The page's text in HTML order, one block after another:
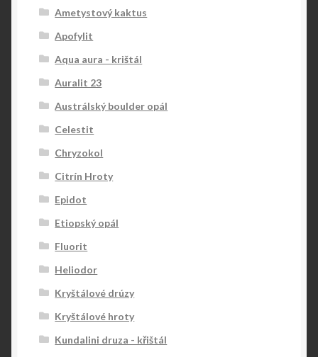
Ametystový kaktus
Apofylit
Aqua aura - krištál
Auralit 23
Austrálský boulder opál
Celestit
Chryzokol
Citrín Hroty
Epidot
Etiopský opál
Fluorit
Heliodor
Kryštálové drúzy
Kryštálové hroty
Kundalini druza - křištál